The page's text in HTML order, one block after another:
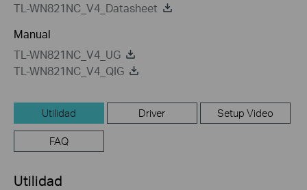
TL-WN821NC_V4_Datasheet
Manual
TL-WN821NC_V4_UG
TL-WN821NC_V4_QIG
Utilidad Driver Setup Video
FAQ
Utilidad